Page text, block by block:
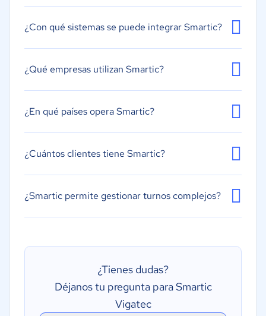
¿Con qué sistemas se puede integrar Smartic?
¿Qué empresas utilizan Smartic?
¿En qué países opera Smartic?
¿Cuántos clientes tiene Smartic?
¿Smartic permite gestionar turnos complejos?
¿Tienes dudas?
Déjanos tu pregunta para Smartic
Vigatec